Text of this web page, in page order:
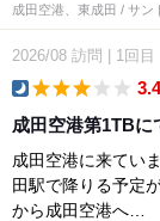
成田空港、東成田 / サン
2026/08 訪問 1回目
3.4
成田空港第1TB
成田空港に来てい
田駅で降りる予定
から成田空港へ…